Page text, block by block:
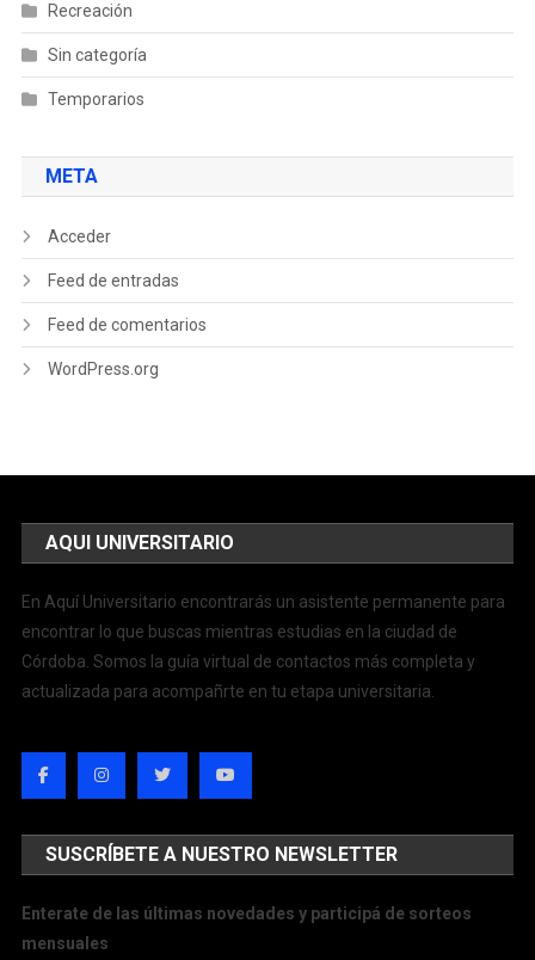
Recreación
Sin categoría
Temporarios
META
Acceder
Feed de entradas
Feed de comentarios
WordPress.org
AQUI UNIVERSITARIO
En Aquí Universitario encontrarás un asistente permanente para
encontrar lo que buscas mientras estudias en la ciudad de
Córdoba. Somos la guía virtual de contactos más completa y
actualizada para acompañrte en tu etapa universitaria.
SUSCRÍBETE A NUESTRO NEWSLETTER
Enterate de las últimas novedades y participá de sorteos
mensuales